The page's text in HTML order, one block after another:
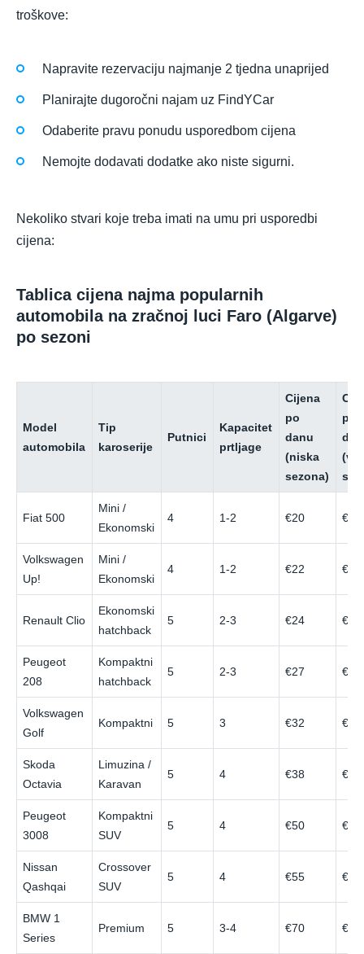
troškove:
Napravite rezervaciju najmanje 2 tjedna unaprijed
Planirajte dugoročni najam uz FindYCar
Odaberite pravu ponudu usporedbom cijena
Nemojte dodavati dodatke ako niste sigurni.
Nekoliko stvari koje treba imati na umu pri usporedbi
cijena:
Tablica cijena najma popularnih
automobila na zračnoj luci Faro (Algarve)
po sezoni
Model
automobila
Tip
karoserije
Putnici
Kapacitet
prtljage
Cijena
po
danu
(niska
sezona)
po
Fiat 500
Mini /
Ekonomski
4 1-2 €20 €45
Volkswagen
Up!
Mini /
Ekonomski
4 1-2 €22 €47
Renault Clio
Ekonomski
hatchback
5 2-3 €24 €52
Peugeot
208
Kompaktni
hatchback
5 2-3 €27 €55
Volkswagen
Golf
Kompaktni 5 3 €32 €70
Skoda
Octavia
Limuzina /
Karavan
5 4 €38 €80
Peugeot
3008
Kompaktni
SUV
5 4 €50 €90
Nissan
Qashqai
Crossover
SUV
5 4 €55 €95
BMW 1
Series
Premium 5 3-4 €70